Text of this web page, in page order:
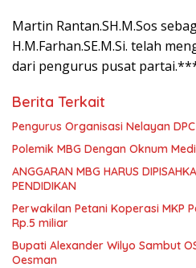
Martin Rantan.SH.M.Sos
H.M.Farhan.SE.M.Si. telah
dari pengurus pusat
Berita Terkait
Pengurus Organisasi Nelayan
Polemik MBG Dengan Oknum
ANGGARAN MBG HARUS
PENDIDIKAN
Perwakilan Petani Koperasi MKP
Rp.5 miliar
Bupati Alexander Wilyo Sambut
Oesman